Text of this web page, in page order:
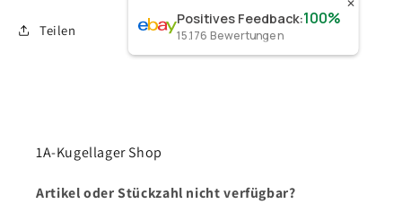
Teilen
✕
Positives Feedback:100%
15.176 Bewertungen
1A-Kugellager Shop
Artikel oder Stückzahl nicht verfügbar?